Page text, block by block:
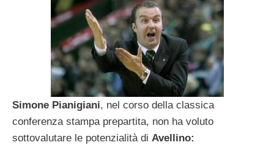
Simone Pianigiani, nel corso della classica
conferenza stampa prepartita, non ha voluto
sottovalutare le potenzialità di Avellino: